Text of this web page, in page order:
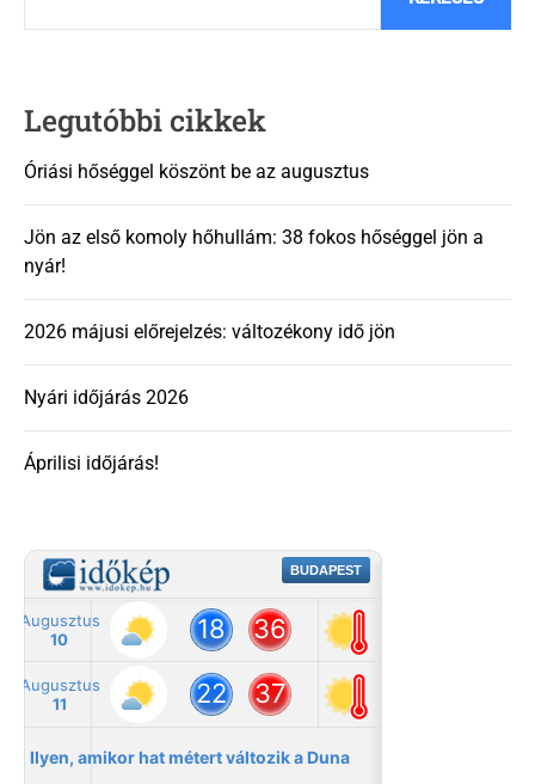
Legutóbbi cikkek
Óriási hőséggel köszönt be az augusztus
Jön az első komoly hőhullám: 38 fokos hőséggel jön a
nyár!
2026 májusi előrejelzés: változékony idő jön
Nyári időjárás 2026
Áprilisi időjárás!